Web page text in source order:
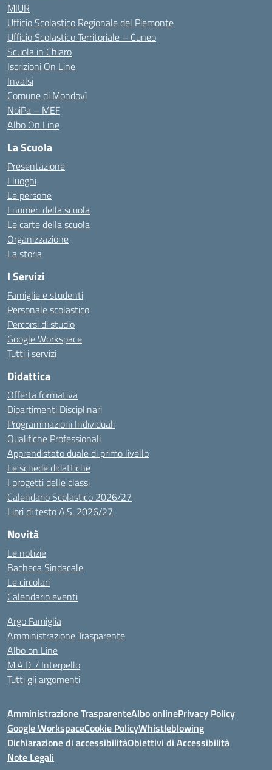
MIUR
Ufficio Scolastico Regionale del Piemonte
Ufficio Scolastico Territoriale – Cuneo
Scuola in Chiaro
Iscrizioni On Line
Invalsi
Comune di Mondovì
NoiPa – MEF
Albo On Line
La Scuola
Presentazione
I luoghi
Le persone
I numeri della scuola
Le carte della scuola
Organizzazione
La storia
I Servizi
Famiglie e studenti
Personale scolastico
Percorsi di studio
Google Workspace
Tutti i servizi
Didattica
Offerta formativa
Dipartimenti Disciplinari
Programmazioni Individuali
Qualifiche Professionali
Apprendistato duale di primo livello
Le schede didattiche
I progetti delle classi
Calendario Scolastico 2026/27
Libri di testo A.S. 2026/27
Novità
Le notizie
Bacheca Sindacale
Le circolari
Calendario eventi
Argo Famiglia
Amministrazione Trasparente
Albo on Line
M.A.D. / Interpello
Tutti gli argomenti
Amministrazione TrasparenteAlbo onlinePrivacy Policy
Google WorkspaceCookie PolicyWhistleblowing
Dichiarazione di accessibilitàObiettivi di Accessibilità
Note Legali